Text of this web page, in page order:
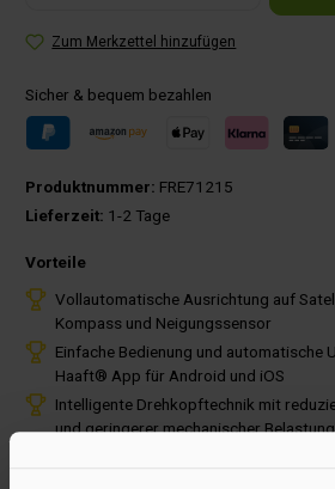
Zum Merkzettel hinzufügen
Sicher & bequem bezahlen
Produktnummer: FRE71215
Lieferzeit: 1-2 Tage
Vorteile
Vollautomatische Ausrichtung auf
Kompass und Neigungssensor
Einfache Bedienung und automatische
Haaft® App für Android und iOS
Intelligente Drehkopftechnik mit
und geringerer mechanischer Belastung